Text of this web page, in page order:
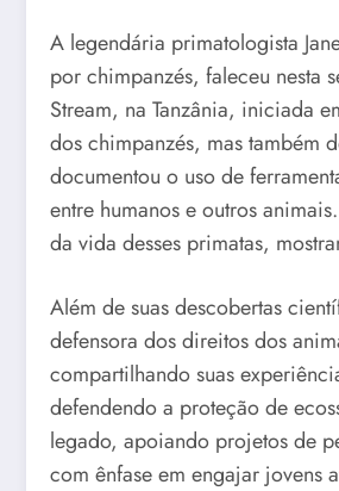
A legendária primatologista
por chimpanzés, faleceu nesta
Stream, na Tanzânia, iniciada
dos chimpanzés, mas também
documentou o uso de
entre humanos e outros
da vida desses primatas,
Além de suas descobertas
defensora dos direitos dos
compartilhando suas
defendendo a proteção de
legado, apoiando projetos de
com ênfase em engajar jovens